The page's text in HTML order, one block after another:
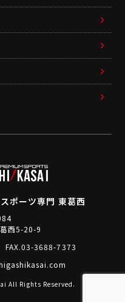
ポーツ専門 東葛西
西5-20-9
FAX.03-3688-7373
All Rights Reserved.